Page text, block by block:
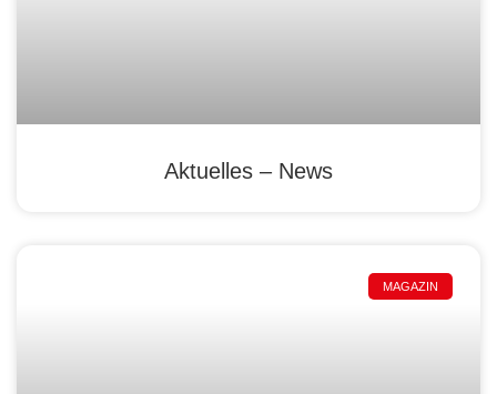
Aktuelles – News
MAGAZIN